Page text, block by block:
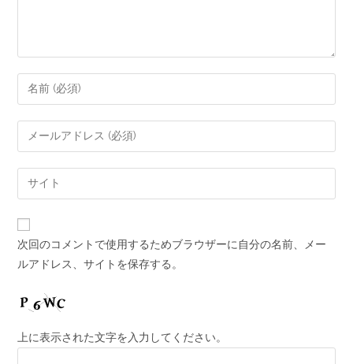
次回のコメントで使用するためブラウザーに自分の名前、メー
ルアドレス、サイトを保存する。
上に表示された文字を入力してください。